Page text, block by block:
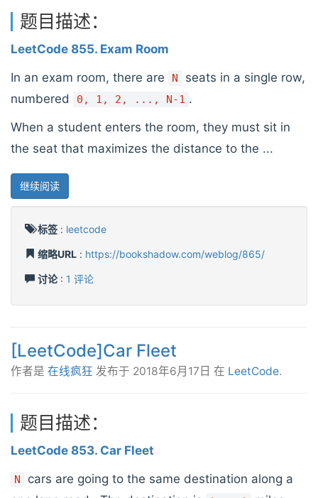
题目描述：
LeetCode 855. Exam Room
In an exam room, there are
N
seats in a single row,
numbered
0, 1, 2, ..., N-1 .
When a student enters the room, they must sit in
the seat that maximizes the distance to the ...
继续阅读
标签 : leetcode
缩略URL : https://bookshadow.com/weblog/865/
讨论: 1 评论
[LeetCode]Car Fleet
作者是 在线疯狂 发布于 2018年6月17日 在 LeetCode.
题目描述：
LeetCode 853. Car Fleet
N
cars are going to the same destination along a